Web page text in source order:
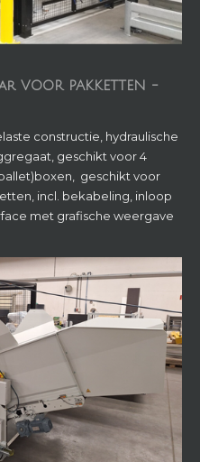
constructie, hydraulische
geschikt voor
incl. bekabeling, inloop
constructie, elektrische